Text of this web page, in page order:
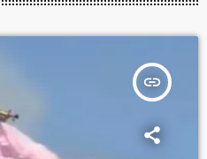
insert_link